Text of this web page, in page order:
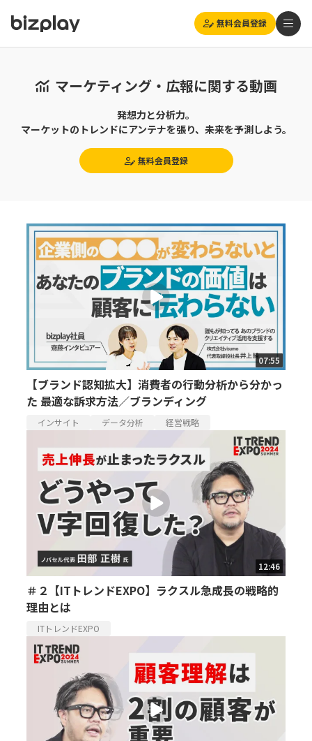
無料会員登録
マーケティング・広報に関する動画
発想力と分析力。
マーケットのトレンドにアンテナを張り、未来を予測しよう。
無料会員登録
07:55
【ブランド認知拡大】消費者の行動分析から分かっ
た 最適な訴求方法／ブランディング
インサイト データ分析 経営戦略
12:46
＃２【ITトレンドEXPO】ラクスル急成長の戦略的
理由とは
ITトレンドEXPO